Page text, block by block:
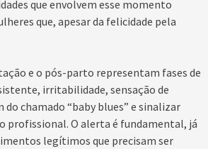
que envolvem esse momento
que, apesar da felicidade pela
e o pós-parto representam fases de
irritabilidade, sensação de
chamado “baby blues” e sinalizar
profissional. O alerta é fundamental, já
legítimos que precisam ser